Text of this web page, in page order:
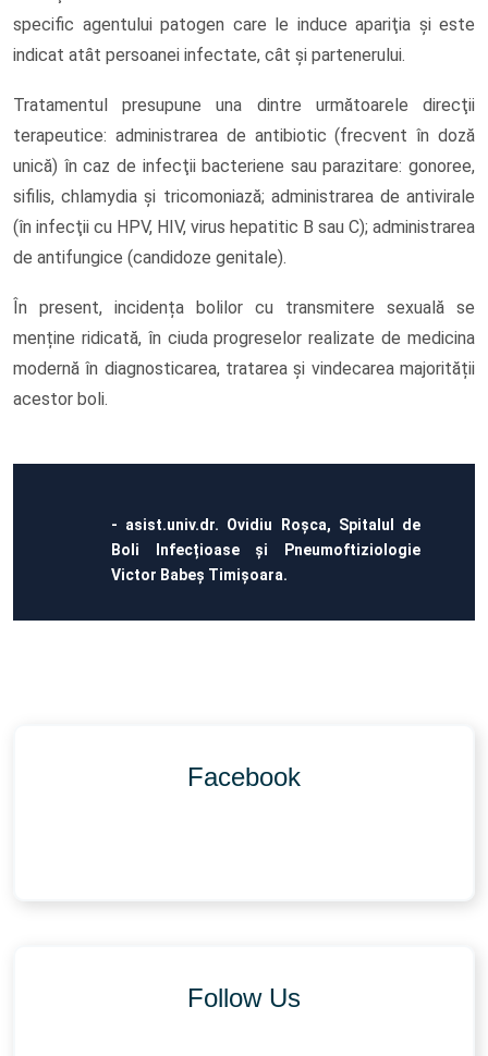
specific agentului patogen care le induce apariţia şi este
indicat atȃt persoanei infectate, cȃt şi partenerului.
Tratamentul presupune una dintre următoarele direcţii
terapeutice: administrarea de antibiotic (frecvent în doză
unică) în caz de infecţii bacteriene sau parazitare: gonoree,
sifilis, chlamydia şi tricomoniază; administrarea de antivirale
(în infecţii cu HPV, HIV, virus hepatitic B sau C); administrarea
de antifungice (candidoze genitale).
În present, incidența bolilor cu transmitere sexuală se
menține ridicată, în ciuda progreselor realizate de medicina
modernă în diagnosticarea, tratarea și vindecarea majorității
acestor boli.
- asist.univ.dr. Ovidiu Roșca, Spitalul de
Boli Infecțioase și Pneumoftiziologie
Victor Babeș Timișoara.
Facebook
Follow Us